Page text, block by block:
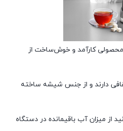
چای‌ساز آیکو مدل AK272TMمحصولی کارآمد و خوش‌ساخت از
دارند و از جنس شیشه ساخته
از میزان آب باقیمانده در دستگاه